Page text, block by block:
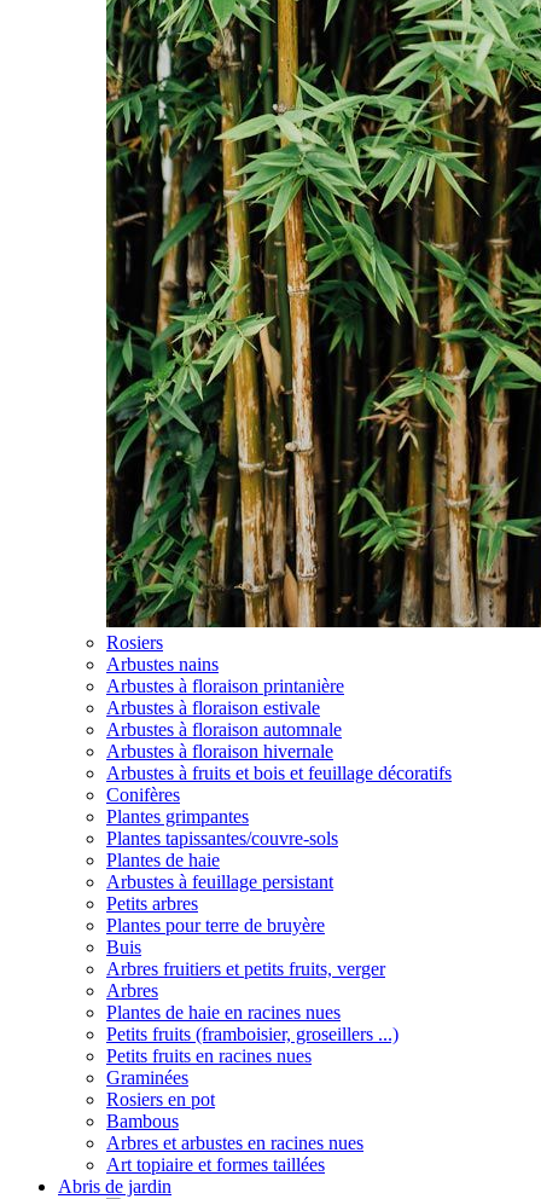
Rosiers
Arbustes nains
Arbustes à floraison printanière
Arbustes à floraison estivale
Arbustes à floraison automnale
Arbustes à floraison hivernale
Arbustes à fruits et bois et feuillage décoratifs
Conifères
Plantes grimpantes
Plantes tapissantes/couvre-sols
Plantes de haie
Arbustes à feuillage persistant
Petits arbres
Plantes pour terre de bruyère
Buis
Arbres fruitiers et petits fruits, verger
Arbres
Plantes de haie en racines nues
Petits fruits (framboisier, groseillers ...)
Petits fruits en racines nues
Graminées
Rosiers en pot
Bambous
Arbres et arbustes en racines nues
Art topiaire et formes taillées
Abris de jardin